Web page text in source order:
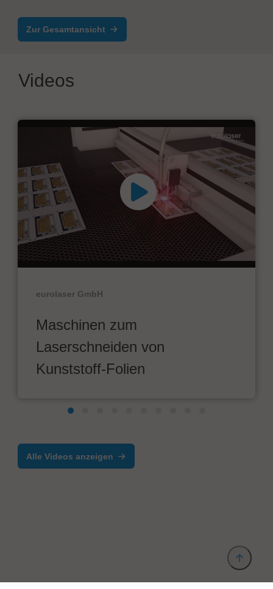
Zur Gesamtansicht
Videos
eurolaser GmbH
Maschinen zum
Laserschneiden von
Kunststoff-Folien
Alle Videos anzeigen